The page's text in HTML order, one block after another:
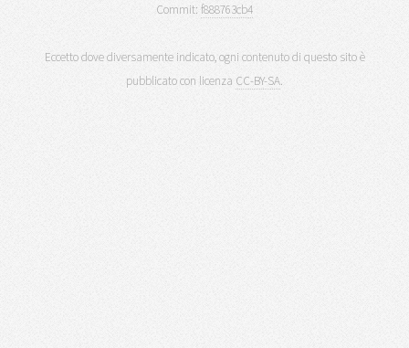
Commit: f888763cb4
Eccetto dove diversamente indicato, ogni contenuto di questo sito è
pubblicato con licenza CC-BY-SA.